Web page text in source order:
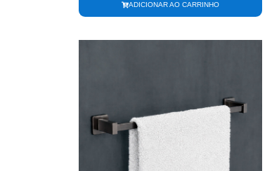
ADICIONAR AO CARRINHO